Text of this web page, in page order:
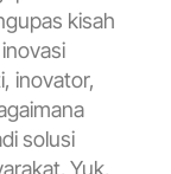
kisah
inovator,
solusi